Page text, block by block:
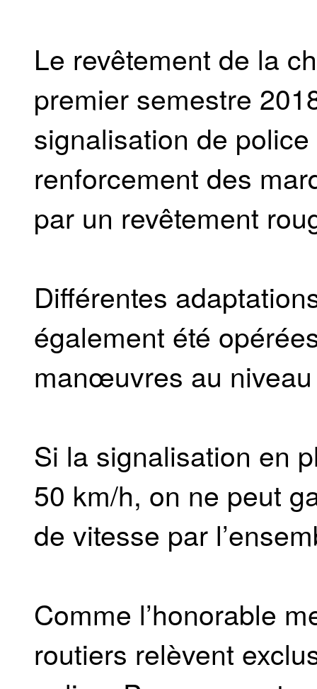
Le revêtement de la
premier semestre
signalisation de
renforcement des
par un revêtement
Différentes
également été
manœuvres au
Si la signalisation en
50 km/h, on ne peut
de vitesse par
Comme l’honorable
routiers relèvent